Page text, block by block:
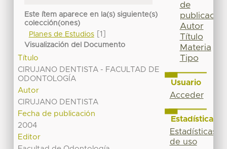
Este ítem aparece en la(s) siguiente(s)
colección(ones)
Planes de Estudios[1]
Visualización del Documento
Título
CIRUJANO DENTISTA - FACULTAD DE
ODONTOLOGÍA
Autor
CIRUJANO DENTISTA
Fecha de publicación
2004
Editor
de
publicación
Autor
Título
Materia
Tipo
Usuario
Acceder
Estadísticas
Estadísticas
de uso